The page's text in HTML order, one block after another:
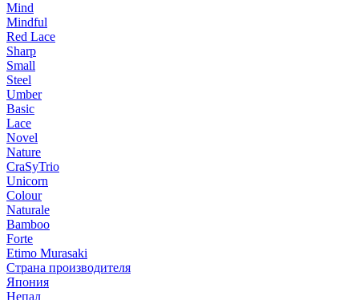
Mind
Mindful
Red Lace
Sharp
Small
Steel
Umber
Basic
Lace
Novel
Nature
CraSyTrio
Unicorn
Colour
Naturale
Bamboo
Forte
Etimo Murasaki
Страна производителя
Япония
Непал